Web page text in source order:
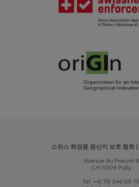
스위스 화장품 원산지 보호 협회
Avenue du Prieuré 8
CH-1009 Pully
Tél. +41 79 344 09 79